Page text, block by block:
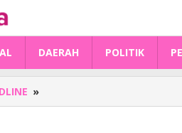
DAERAH POLITIK
»
Sejumlah